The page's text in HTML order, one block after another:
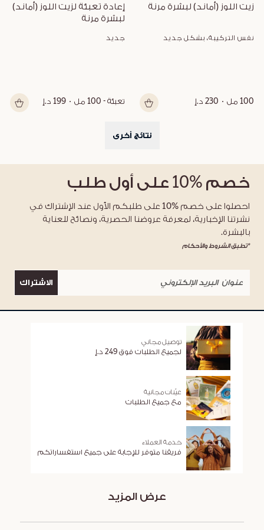
زيت اللوز (أماند) لبشرة مرنة
نفس التركيبة، بشكل جديد
100 مل 230 د.إ
لبشرة مرنة
جديد
تعبئة - 100 مل 199 د.إ
نتائج أخرى
خصم %10 على أول طلب
احصلوا على خصم %10 على طلبكم الأول عند الإشتراك في
نشرتنا الإخبارية، لمعرفة عروضنا الحصرية، ونصائح للعناية
بالبشرة.
*تطبق الشروط والأحكام
الاشتراك
توصيل مجاني
لجميع الطلبات فوق 249 د.إ
عيّنات مجانية
مع جميع الطلبات
خدمة العملاء
فريقنا متوفر للإجابة على جميع استفساراتكم
عرض المزيد